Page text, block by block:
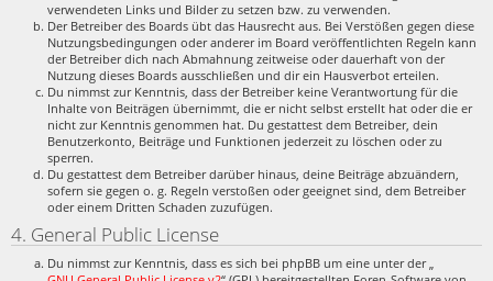
verwendeten Links und Bilder zu setzen bzw. zu verwenden.
Der Betreiber des Boards übt das Hausrecht aus. Bei Verstößen gegen diese
Nutzungsbedingungen oder anderer im Board veröffentlichten Regeln kann
der Betreiber dich nach Abmahnung zeitweise oder dauerhaft von der
Nutzung dieses Boards ausschließen und dir ein Hausverbot erteilen.
Du nimmst zur Kenntnis, dass der Betreiber keine Verantwortung für die
Inhalte von Beiträgen übernimmt, die er nicht selbst erstellt hat oder die er
nicht zur Kenntnis genommen hat. Du gestattest dem Betreiber, dein
Benutzerkonto, Beiträge und Funktionen jederzeit zu löschen oder zu
sperren.
Du gestattest dem Betreiber darüber hinaus, deine Beiträge abzuändern,
sofern sie gegen o. g. Regeln verstoßen oder geeignet sind, dem Betreiber
oder einem Dritten Schaden zuzufügen.
4. General Public License
Du nimmst zur Kenntnis, dass es sich bei phpBB um eine unter der „